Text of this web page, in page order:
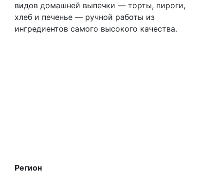
видов домашней выпечки — торты, пироги,
хлеб и печенье — ручной работы из
ингредиентов самого высокого качества.
Регион